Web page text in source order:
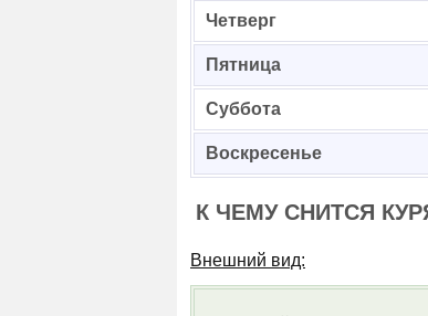
Четверг
Пятница
Суббота
Воскресенье
К ЧЕМУ СНИТСЯ
Внешний вид: